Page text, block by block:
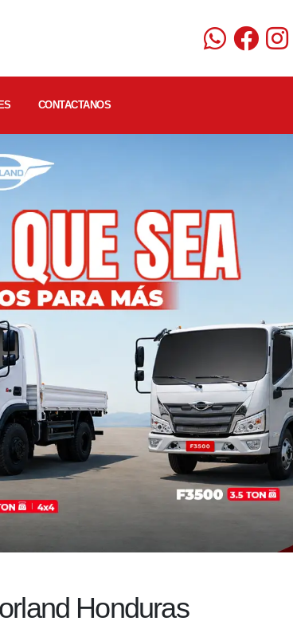
CONTACTANOS
Honduras